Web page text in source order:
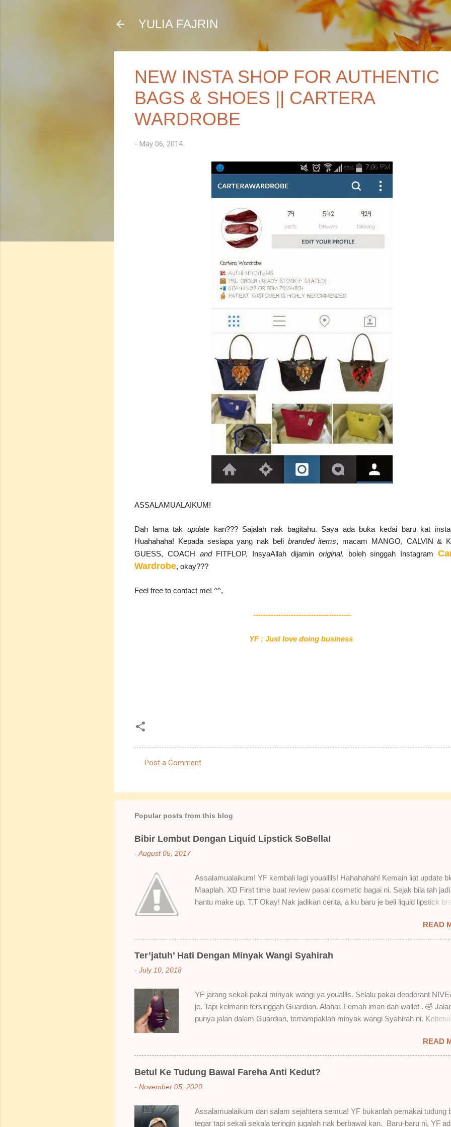
Skip to main content
YULIA FAJRIN
NEW INSTA SHOP FOR AUTHENTIC
BAGS & SHOES || CARTERA
WARDROBE
- May 06, 2014
ASSALAMUALAIKUM!
Dah lama tak update kan??? Sajalah nak bagitahu. Saya ada buka kedai baru kat
Huahahaha! Kepada sesiapa yang nak beli branded items, macam MANGO, CALVIN &
GUESS, COACH andFITFLOP, InsyaAllah dijamin original, boleh singgah Instagram
Wardrobe, okay???
Feel free to contact me! ^^,
---------------------------------------
YF : Just love doing business
m
m
n
t
Post a Comment
Popular posts from this blog
Bibir Lembut Dengan Liquid Lipstick SoBella!
-August 05, 2017
Assalamualaikum! YF kembali lagi youalllls! Hahahahah! Kemain liat update
Maaplah. XD First time buat review pasai cosmetic bagai ni. Sejak bila tah jadi
hantu make up. T.T Okay! Nak jadikan cerita, a ku baru je beli liquid lipstick
Rose Makmur Setelah dicuba dengan pelbagai cara, aku jumpa beberapa
kenapa aku suka liquid lipstick ni dan kenapa aku tak berapa suka juga. Tapi
suka gila! Yang part tak suka tu boleh adjust. Don't worry! Aku start dengan
elok dulu lah ek! Pros 1) OMG! Ringan gila tekstur dia bila dah kering.
Sikit sangat. Tapi tak tahu lah kalau dah minum bergelas-gelas dan makan
berpinggan-pinggan. 4) Senang nak cuci. Tak perl...
READ
Ter’jatuh’ Hati Dengan Minyak Wangi Syahirah
- July 10, 2018
YF jarang sekali pakai minyak wangi ya youallls. Selalu pakai deodorant
je. Tapi kelmarin tersinggah Guardian. Alahai. Lemah iman dan wallet . 🤣
punya jalan dalam Guardian, ternampaklah minyak wangi Syahirah ni.
Dah lama tak pakai perfume , ambil lah satu yang warna keunguan ni dengan
redhanya sebab tak tahu lah wangian dia tu tahan lama ke tak. Warna ungu ni
namanya Magnifique ya anak-anak semua. Bau sweet-sweet gitu. Lembut je.
Bertambah plak dengan hasutan adik perempuan. Zassss rembat satu
hakak dia yang bayorrr. 😭 Lepas tu, YF pakailah pergi kerja. So aktiviti tak
bau dia still ada lagi. Wehuuu. YF suka gila kot! Hahahaha! Bukan apa. Kita
READ
Betul Ke Tudung Bawal Fareha Anti Kedut?
- November 05, 2020
Assalamualaikum dan salam sejahtera semua! YF bukanlah pemakai tudung
tegar tapi sekali sekala teringin jugalah nak berbawal kan. Baru-baru ni, YF